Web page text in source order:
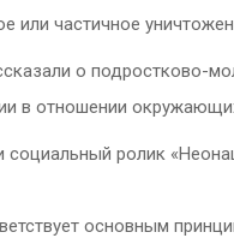
или частичное
о подростково-
в отношении
ролик
основным